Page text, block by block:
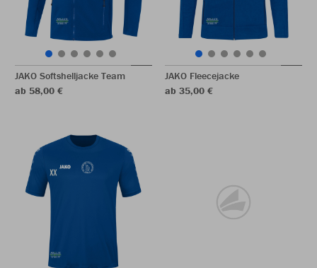
JAKO Softshelljacke Team
ab 58,00 €
JAKO Fleecejacke
ab 35,00 €